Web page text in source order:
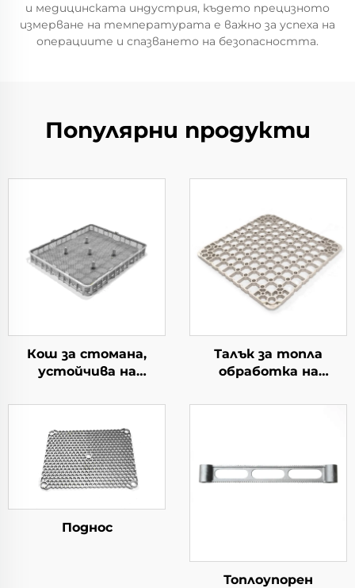
и медицинската индустрия, където прецизното
измерване на температурата е важно за успеха на
операциите и спазването на безопасността.
Популярни продукти
Кош за стомана,
устойчива на
Талък за топла
обработка на
Поднос
Топлоупорен